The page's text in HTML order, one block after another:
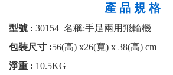
產 品 規 格
型號 : 30154 名稱:手足兩用飛輪機
包裝尺寸 :56(高) x26(寬) x 38(高) cm
淨重 : 10.5KG